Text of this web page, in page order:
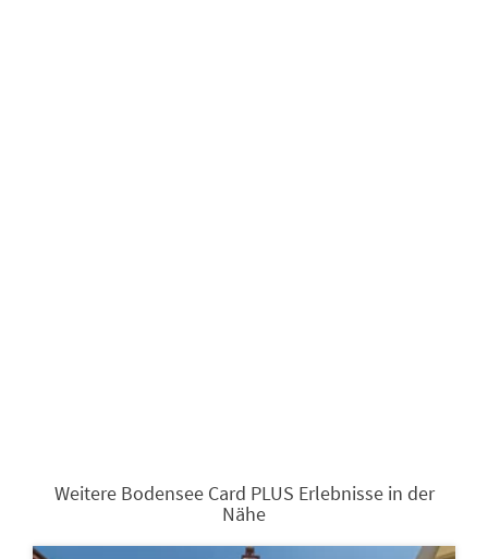
Weitere Bodensee Card PLUS Erlebnisse in der
Nähe